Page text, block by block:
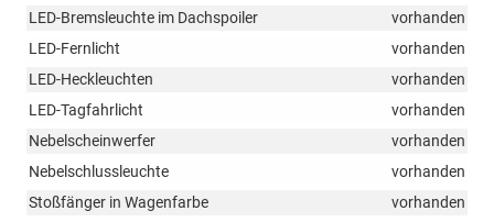
LED-Bremsleuchte im Dachspoiler
vorhanden
LED-Fernlicht
vorhanden
LED-Heckleuchten
vorhanden
LED-Tagfahrlicht
vorhanden
Nebelscheinwerfer
vorhanden
Nebelschlussleuchte
vorhanden
Stoßfänger in Wagenfarbe
vorhanden